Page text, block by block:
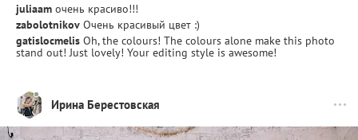
juliaam очень красиво!!!
zabolotnikov Очень красивый цвет :)
gatislocmelis Oh, the colours! The colours alone make this photo
stand out! Just lovely! Your editing style is awesome!
Ирина Берестовская